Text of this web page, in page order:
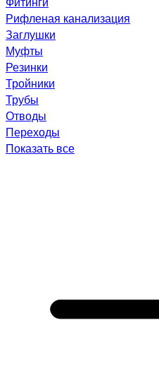
Рифленая канализация
Заглушки
Муфты
Резинки
Тройники
Трубы
Отводы
Переходы
Показать все